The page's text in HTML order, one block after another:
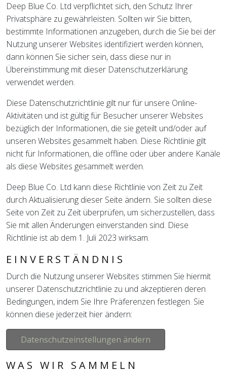
Deep Blue Co. Ltd verpflichtet sich, den Schutz Ihrer
Privatsphäre zu gewährleisten. Sollten wir Sie bitten,
bestimmte Informationen anzugeben, durch die Sie bei der
Nutzung unserer Websites identifiziert werden können,
dann können Sie sicher sein, dass diese nur in
Übereinstimmung mit dieser Datenschutzerklärung
verwendet werden.
Diese Datenschutzrichtlinie gilt nur für unsere Online-
Aktivitäten und ist gültig für Besucher unserer Websites
bezüglich der Informationen, die sie geteilt und/oder auf
unseren Websites gesammelt haben. Diese Richtlinie gilt
nicht für Informationen, die offline oder über andere Kanäle
als diese Websites gesammelt werden.
Deep Blue Co. Ltd kann diese Richtlinie von Zeit zu Zeit
durch Aktualisierung dieser Seite ändern. Sie sollten diese
Seite von Zeit zu Zeit überprüfen, um sicherzustellen, dass
Sie mit allen Änderungen einverstanden sind. Diese
Richtlinie ist ab dem 1. Juli 2023 wirksam.
EINVERSTÄNDNIS
Durch die Nutzung unserer Websites stimmen Sie hiermit
unserer Datenschutzrichtlinie zu und akzeptieren deren
Bedingungen, indem Sie Ihre Präferenzen festlegen. Sie
können diese jederzeit hier ändern:
Datenschutzeinstellungen ändern
WAS WIR SAMMELN